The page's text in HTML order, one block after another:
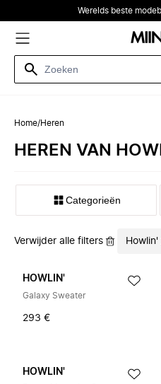
Werelds beste
Home/Heren
HEREN VAN
Categorieën
Verwijder alle filters Howlin'
HOWLIN'
Galaxy Sweater
293 €
HOWLIN'